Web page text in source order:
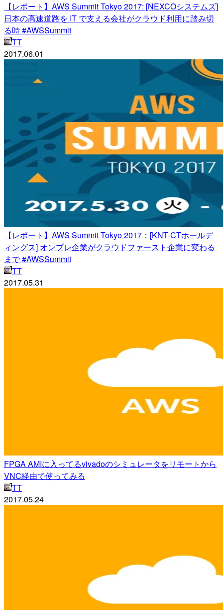
【レポート】AWS Summit Tokyo 2017: [NEXCOシステムズ]
日本の高速道路を IT で支える会社がクラウド利用に踏み切
る時 #AWSSummit
TT
2017.06.01
【レポート】AWS Summit Tokyo 2017：[KNT-CTホールデ
ィングス] オンプレ企業がクラウドファースト企業に変わる
まで #AWSSummit
TT
2017.05.31
FPGA AMIに入ってるvivadoのシミュレータをリモートから
VNC経由で使ってみる
TT
2017.05.24